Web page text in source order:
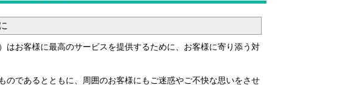
お客様に最高のサービスを提供するために、お客様に寄り添う対
のであるとともに、周囲のお客様にもご迷惑やご不快な思いをさせ